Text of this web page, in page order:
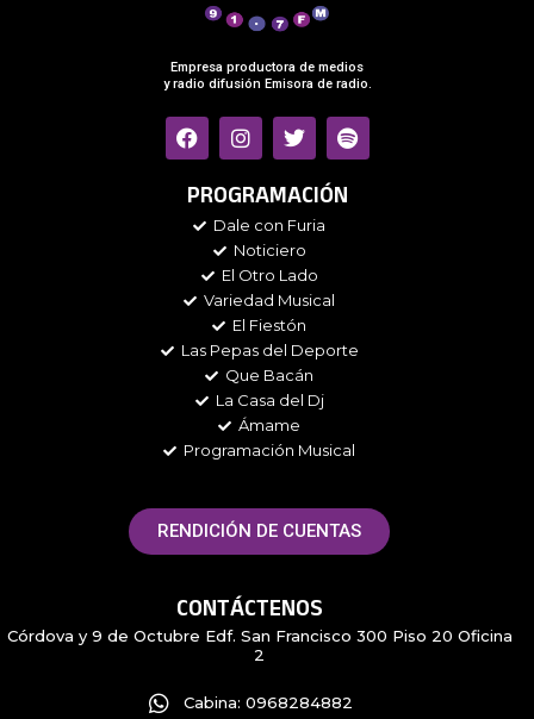
Empresa productora de medios
y radio difusión Emisora de radio.
F
a
e
o
I
n
t
g
r
a
m
T
w
t
e
r
S
p
t
PROGRAMACIÓN
Dale con Furia
Noticiero
El Otro Lado
Variedad Musical
El Fiestón
Las Pepas del Deporte
Que Bacán
La Casa del Dj
Ámame
Programación Musical
RENDICIÓN DE CUENTAS
CONTÁCTENOS
Córdova y 9 de Octubre Edf. San Francisco 300 Piso 20 Oficina
2
Cabina: 0968284882